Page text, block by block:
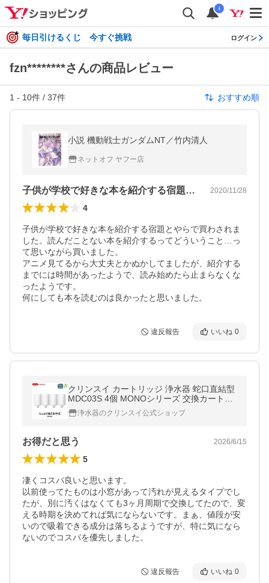
i
毎日引けるくじ 今すぐ挑戦 ログイン
fzn********さんの商品レビュー
1 - 10件 / 37件 おすすめ順
小説 機動戦士ガンダムNT／竹内清人
ネットオフ ヤフー店
子供が学校で好きな本を紹介する宿題とや… 2020/11/28
4
子供が学校で好きな本を紹介する宿題とやらで買わされま
した。読んだことない本を紹介するってどういうこと…っ
て思いながら買いました。
アニメ見てるから大丈夫とかぬかしてましたが、紹介する
までには時間があったようで、読み始めたら止まらなくな
ったようです。
何にしても本を読むのは良かったと思いました。
違反報告 いいね 0
クリンスイ カートリッジ 浄水器 蛇口直結型
MDC03S 4個 MONOシリーズ 交換カートリ
ッジ [MDC03SSP-DC]
浄水器のクリンスイ公式ショップ
お得だと思う 2026/6/15
5
凄くコスパ良いと思います。
以前使ってたものは小窓があって汚れが見えるタイプでし
たが、別に汚くはなくても3ヶ月周期で交換してたので、変
える時期を決めてれば気にならないです。まぁ、値段が安
いので吸着できる成分は落ちるようですが、特に気になら
ないのでコスパを優先しました。
違反報告 いいね 0